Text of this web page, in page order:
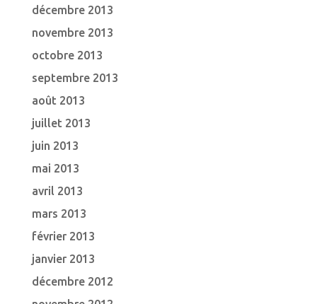
décembre 2013
novembre 2013
octobre 2013
septembre 2013
août 2013
juillet 2013
juin 2013
mai 2013
avril 2013
mars 2013
février 2013
janvier 2013
décembre 2012